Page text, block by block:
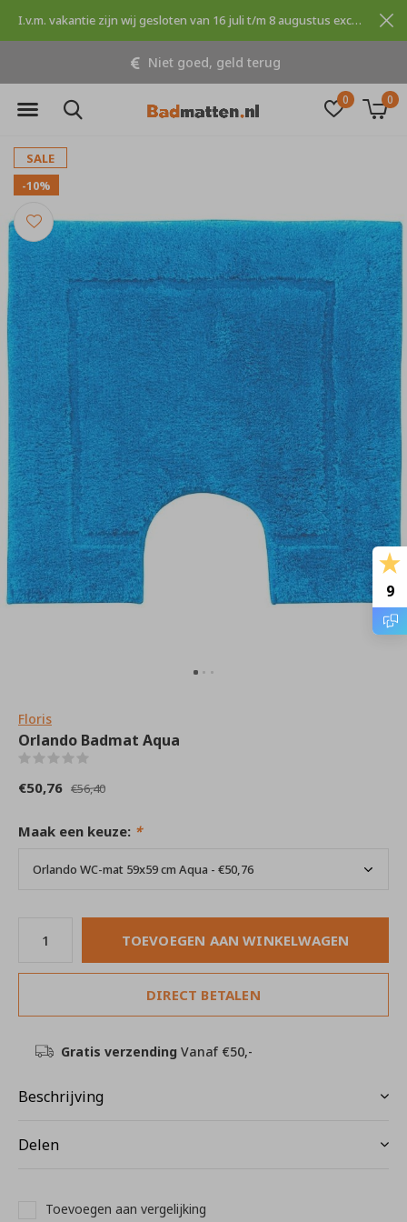
0 0
Niet goed, geld terug
I.v.m. vakantie zijn wij gesloten van 16 juli t/m 8 augustus excuses voor dit ongemak.
SALE
-10%
Floris
Orlando Badmat Aqua
€50,76 €56,40
Maak een keuze: *
TOEVOEGEN AAN WINKELWAGEN
DIRECT BETALEN
Gratis verzending Vanaf €50,-
Beschrijving
Delen
Toevoegen aan vergelijking
9